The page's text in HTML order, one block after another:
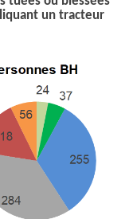
un tracteur